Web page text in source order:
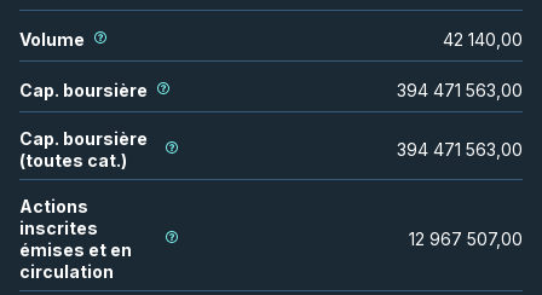
Volume 42 140,00
Cap. boursière 394 471 563,00
Cap. boursière
(toutes cat.)
394 471 563,00
Actions
inscrites
émises et en
circulation
12 967 507,00